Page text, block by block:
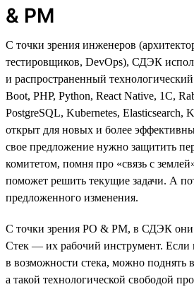
& PM
С точки зрения инженеров
тестировщиков, DevOps), СДЭК
и распространенный
Boot, PHP, Python, React Native, 1C,
PostgreSQL, Kubernetes,
открыт для новых и более
свое предложение нужно защитить
комитетом, помня про «связь с
поможет решить текущие задачи. А
предложенного изменения.
С точки зрения PO & PM, в СДЭК они
Стек — их рабочий инструмент. Если
в возможности стека, можно поднять
а такой технологической свободой